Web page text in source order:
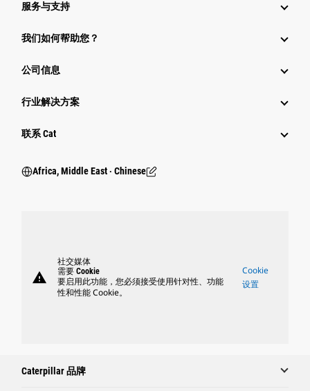
服务与支持
我们如何帮助您？
公司信息
行业解决方案
行业
联系 Cat
Africa, Middle East ‧ Chinese
warning
社交媒体
需要 Cookie
要启用此功能，您必须接受使用针对性、功能
性和性能 Cookie。
Cookie
设置
Caterpillar 品牌